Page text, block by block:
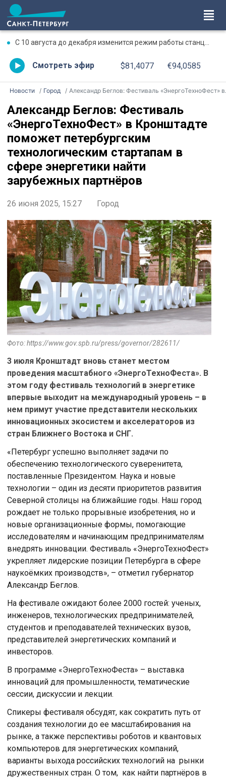
С 10 августа до декабря изменится режим работы станции метро «Чкаловская»
Смотреть эфир $81,4077 €94,0585
Новости Город Александр Беглов: Фестиваль «ЭнергоТехноФест» в Кронштадте поможет петербургским технологическим стартапам в сфере энергетики найти зарубежных партнёров
Александр Беглов: Фестиваль
«ЭнергоТехноФест» в Кронштадте
поможет петербургским
технологическим стартапам в
сфере энергетики найти
зарубежных партнёров
26 июня 2025, 15:27 Город
Фото: https://www.gov.spb.ru/press/governor/282611/
3 июля Кронштадт вновь станет местом
проведения масштабного «ЭнергоТехноФеста». В
этом году фестиваль технологий в энергетике
впервые выходит на международный уровень – в
нем примут участие представители нескольких
инновационных экосистем и акселераторов из
стран Ближнего Востока и СНГ.
«Петербург успешно выполняет задачи по
обеспечению технологического суверенитета,
поставленные Президентом. Наука и новые
технологии – один из десяти приоритетов развития
Северной столицы на ближайшие годы. Наш город
рождает не только прорывные изобретения, но и
новые организационные формы, помогающие
исследователям и начинающим предпринимателям
внедрять инновации. Фестиваль «ЭнергоТехноФест»
укрепляет лидерские позиции Петербурга в сфере
наукоёмких производств», – отметил губернатор
Александр Беглов.
На фестивале ожидают более 2000 гостей: ученых,
инженеров, технологических предпринимателей,
студентов и преподавателей технических вузов,
представителей энергетических компаний и
инвесторов.
В программе «ЭнергоТехноФеста» – выставка
инноваций для промышленности, тематические
сессии, дискуссии и лекции.
Спикеры фестиваля обсудят, как сократить путь от
создания технологии до ее масштабирования на
рынке, а также перспективы роботов и квантовых
компьютеров для энергетических компаний,
варианты выхода российских технологий на рынки
дружественных стран. О том, как найти партнёров в